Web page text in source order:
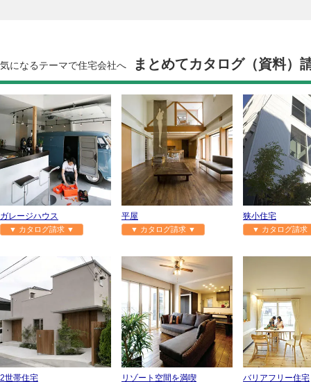
気になるテーマで住宅会社へ まとめてカタログ（資料）
ガレージハウス
▼ カタログ請求 ▼
平屋
▼ カタログ請求 ▼
狭小住宅
▼ カタログ請
2世帯住宅
リゾート空間を満喫
バリアフリー住宅